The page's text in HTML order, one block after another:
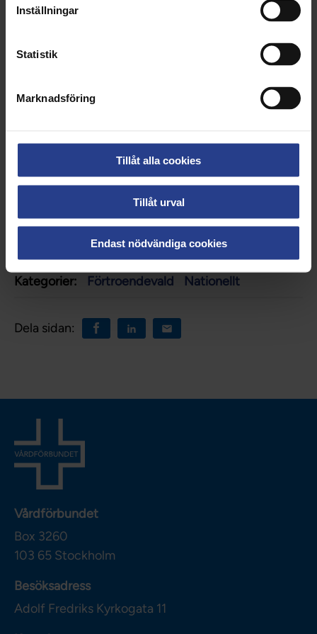
Inställningar
Statistik
Marknadsföring
Tillåt alla cookies
Tillåt urval
Endast nödvändiga cookies
LAGAR SOM PÅVERKAR
Arbetsmiljölagen
Arbetstidslagen
Förtroendemannalagen
Arbetsmiljöverket
15 sep 2022
Kategorier:
Förtroendevald Nationellt
Dela sidan:
Vårdförbundet
Box 3260
103 65 Stockholm
Besöksadress
Adolf Fredriks Kyrkogata 11